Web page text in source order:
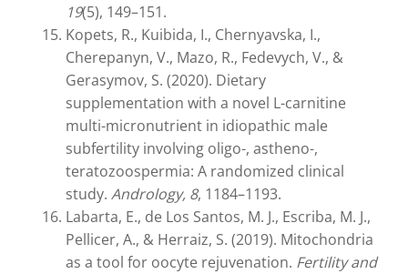
19(5), 149–151.
Kopets, R., Kuibida, I., Chernyavska, I.,
Cherepanyn, V., Mazo, R., Fedevych, V., &
Gerasymov, S. (2020). Dietary
supplementation with a novel L-carnitine
multi-micronutrient in idiopathic male
subfertility involving oligo-, astheno-,
teratozoospermia: A randomized clinical
study. Andrology, 8, 1184–1193.
Labarta, E., de Los Santos, M. J., Escriba, M. J.,
Pellicer, A., & Herraiz, S. (2019). Mitochondria
as a tool for oocyte rejuvenation. Fertility and